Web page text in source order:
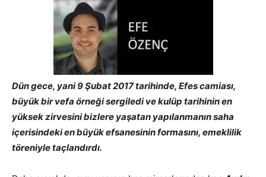
Dün gece, yani 9 Şubat 2017 tarihinde, Efes camiası,
büyük bir vefa örneği sergiledi ve kulüp tarihinin en
yüksek zirvesini bizlere yaşatan yapılanmanın saha
içerisindeki en büyük efsanesinin formasını, emeklilik
töreniyle taçlandırdı.